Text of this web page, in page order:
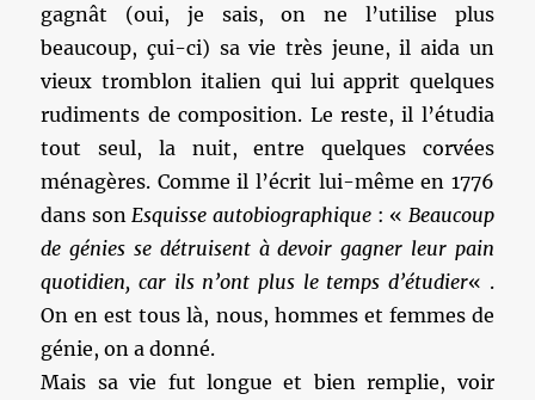
gagnât (oui, je sais, on ne l’utilise plus
beaucoup, çui-ci) sa vie très jeune, il aida un
vieux tromblon italien qui lui apprit quelques
rudiments de composition. Le reste, il l’étudia
tout seul, la nuit, entre quelques corvées
ménagères. Comme il l’écrit lui-même en 1776
dans sonEsquisse autobiographique : « Beaucoup
de génies se détruisent à devoir gagner leur pain
quotidien, car ils n’ont plus le temps d’étudier« .
On en est tous là, nous, hommes et femmes de
génie, on a donné.
Mais sa vie fut longue et bien remplie, voir